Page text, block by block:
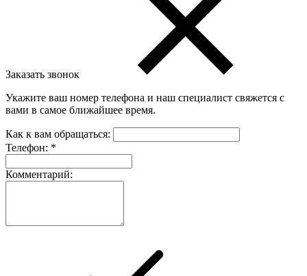
Заказать звонок
Укажите ваш номер телефона и наш специалист свяжется с
вами в самое ближайшее время.
Как к вам обращаться:
Телефон: *
Комментарий: